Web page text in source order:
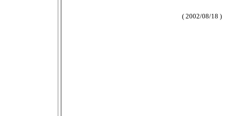
( 2002/08/18 )